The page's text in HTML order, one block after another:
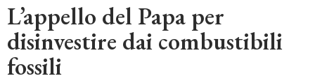
L’appello del Papa per
disinvestire dai combustibili
fossili